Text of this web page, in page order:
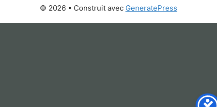
© 2026 • Construit avec GeneratePress